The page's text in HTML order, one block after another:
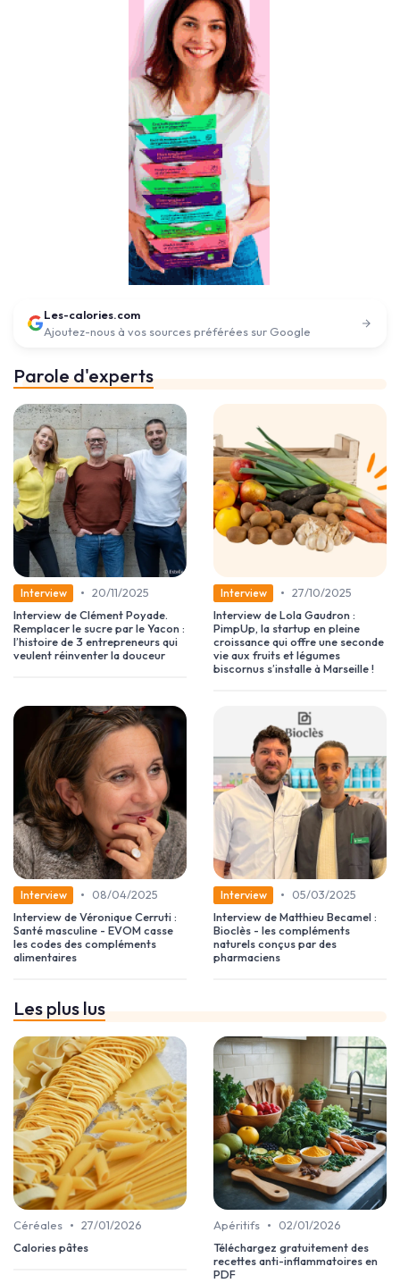
Les-calories.com
Ajoutez-nous à vos sources préférées sur Google
Parole d'experts
Interview • 20/11/2025
Interview de Clément Poyade.
Remplacer le sucre par le Yacon :
l’histoire de 3 entrepreneurs qui
veulent réinventer la douceur
Interview • 27/10/2025
Interview de Lola Gaudron :
PimpUp, la startup en pleine
croissance qui offre une seconde
vie aux fruits et légumes
biscornus s’installe à Marseille !
Interview •
08/04/2025
Interview de Véronique Cerruti :
Santé masculine - EVOM casse
les codes des compléments
alimentaires
Interview •
05/03/2025
Interview de Matthieu Becamel :
Bioclès - les compléments
naturels conçus par des
pharmaciens
Les plus lus
Céréales • 27/01/2026
Calories pâtes
Apéritifs •
02/01/2026
Téléchargez gratuitement des
recettes anti-inflammatoires en
PDF